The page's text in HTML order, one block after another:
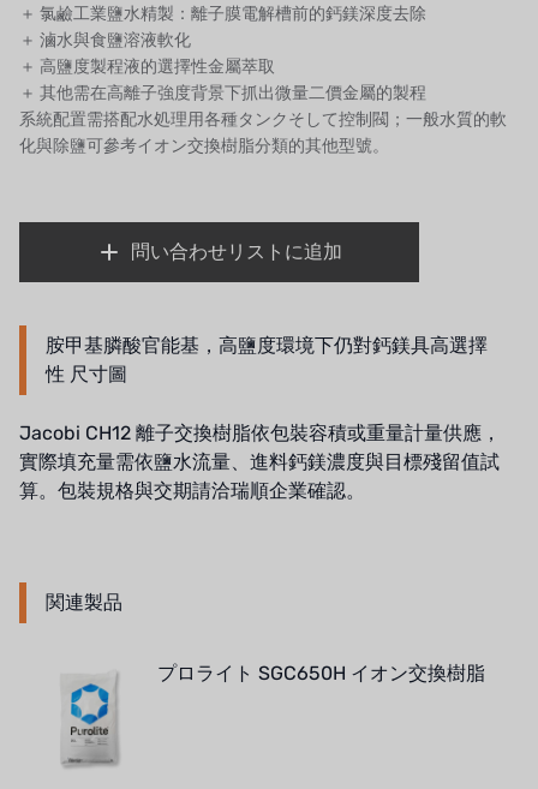
＋ 氯鹼工業鹽水精製：離子膜電解槽前的鈣鎂深度去除
＋ 滷水與食鹽溶液軟化
＋ 高鹽度製程液的選擇性金屬萃取
＋ 其他需在高離子強度背景下抓出微量二價金屬的製程
系統配置需搭配水処理用各種タンクそして控制閥 ；一般水質的軟
化與除鹽可參考イオン交換樹脂分類的其他型號。
問い合わせリストに追加
胺甲基膦酸官能基，高鹽度環境下仍對鈣鎂具高選擇
性 尺寸圖
Jacobi CH12 離子交換樹脂依包裝容積或重量計量供應，
實際填充量需依鹽水流量、進料鈣鎂濃度與目標殘留值試
算。包裝規格與交期請洽瑞順企業確認。
関連製品
プロライト SGC650H イオン交換樹脂